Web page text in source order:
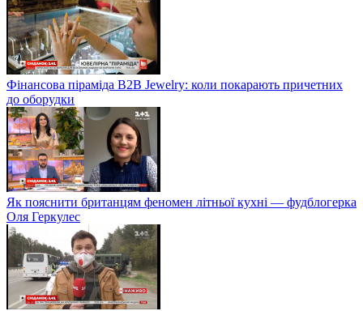
Фінансова піраміда B2B Jewelry: коли покарають причетних
до оборудки
Як пояснити британцям феномен літньої кухні — фудблогерка
Оля Геркулес